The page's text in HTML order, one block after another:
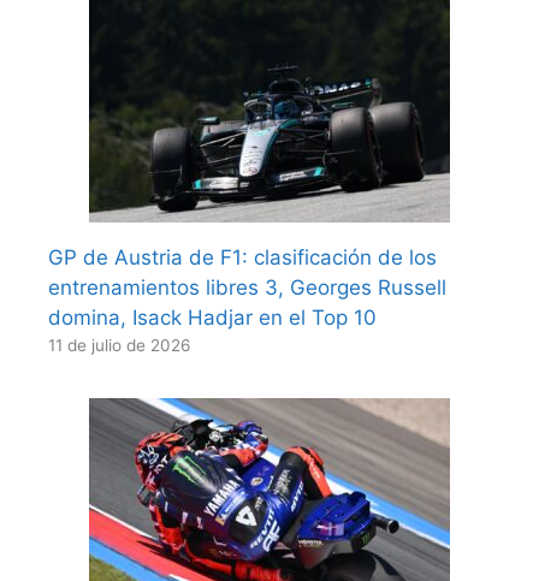
GP de Austria de F1: clasificación de los
entrenamientos libres 3, Georges Russell
domina, Isack Hadjar en el Top 10
11 de julio de 2026